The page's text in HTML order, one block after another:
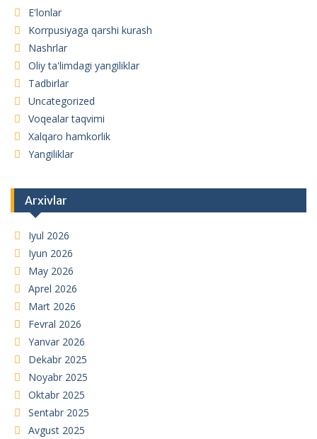
E'lonlar
Korrpusiyaga qarshi kurash
Nashrlar
Oliy ta'limdagi yangiliklar
Tadbirlar
Uncategorized
Voqealar taqvimi
Xalqaro hamkorlik
Yangiliklar
Arxivlar
Iyul 2026
Iyun 2026
May 2026
Aprel 2026
Mart 2026
Fevral 2026
Yanvar 2026
Dekabr 2025
Noyabr 2025
Oktabr 2025
Sentabr 2025
Avgust 2025